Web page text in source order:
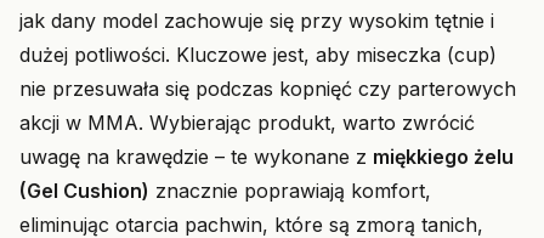
jak dany model zachowuje się przy wysokim tętnie i
dużej potliwości. Kluczowe jest, aby miseczka (cup)
nie przesuwała się podczas kopnięć czy parterowych
akcji w MMA. Wybierając produkt, warto zwrócić
uwagę na krawędzie – te wykonane z miękkiego żelu
(Gel Cushion) znacznie poprawiają komfort,
eliminując otarcia pachwin, które są zmorą tanich,